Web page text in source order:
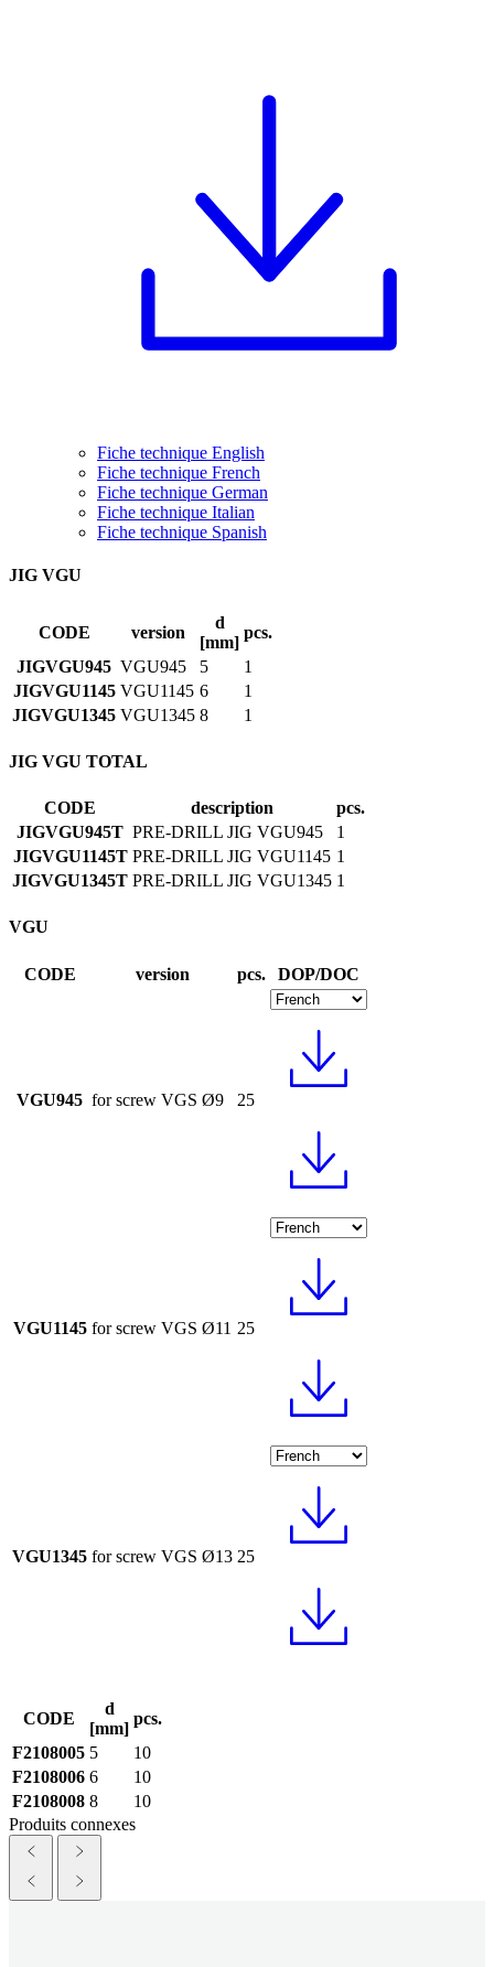
Fiche technique English
Fiche technique French
Fiche technique German
Fiche technique Italian
Fiche technique Spanish
JIG VGU
CODE version
d
[mm]
pcs.
JIGVGU945 VGU945 5
1
JIGVGU1145 VGU1145 6
1
JIGVGU1345 VGU1345 8 1
JIG VGU TOTAL
CODE description
pcs.
JIGVGU945T PRE-DRILL JIG VGU945
1
JIGVGU1145T PRE-DRILL JIG VGU1145 1
JIGVGU1345T PRE-DRILL JIG VGU1345 1
VGU
CODE version pcs. DOP/DOC
VGU945 for screw VGS Ø9 25
VGU1145 for screw VGS Ø11 25
VGU1345 for screw VGS Ø13 25
CODE
d
[mm]
pcs.
F2108005 5
10
F2108006 6
10
F2108008 8
10
Produits connexes